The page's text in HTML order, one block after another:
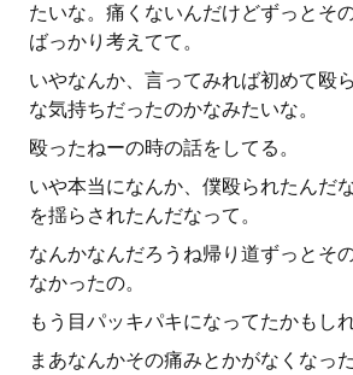
たいな。痛くないんだけどずっとそ
ばっかり考えてて。
いやなんか、言ってみれば初めて殴
な気持ちだったのかなみたいな。
殴ったねーの時の話をしてる。
いや本当になんか、僕殴られたんだ
を揺らされたんだなって。
なんかなんだろうね帰り道ずっとそ
なかったの。
もう目パッキパキになってたかもしれ
まあなんかその痛みとかがなくなっ